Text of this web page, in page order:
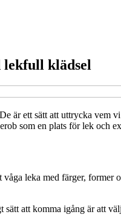
klädsel
är ett sätt att uttrycka
som en plats för lek
leka med färger,
att komma igång är att